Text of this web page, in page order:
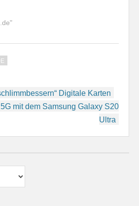
Digitale Karten
mit dem Samsung Galaxy S20
Ultra